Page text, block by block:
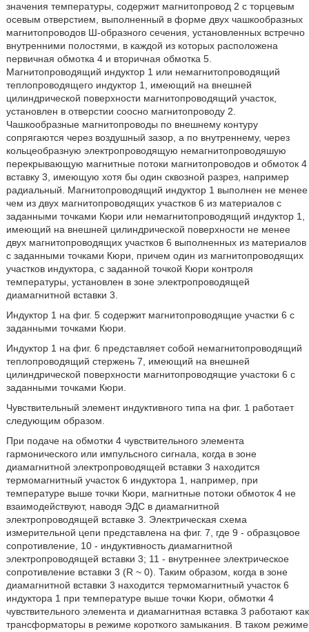
значения температуры, содержит магнитопровод 2 с торцевым
осевым отверстием, выполненный в форме двух чашкообразных
магнитопроводов Ш-образного сечения, установленных встречно
внутренними полостями, в каждой из которых расположена
первичная обмотка 4 и вторичная обмотка 5.
Магнитопроводящий индуктор 1 или немагнитопроводящий
теплопроводящего индуктор 1, имеющий на внешней
цилиндрической поверхности магнитопроводящий участок,
установлен в отверстии соосно магнитопроводу 2.
Чашкообразные магнитопроводы по внешнему контуру
сопрягаются через воздушный зазор, а по внутреннему, через
кольцеобразную электропроводящую немагнитопроводяшую
перекрывающую магнитные потоки магнитопроводов и обмоток 4
вставку 3, имеющую хотя бы один сквозной разрез, например
радиальный. Магнитопроводящий индуктор 1 выполнен не менее
чем из двух магнитопроводящих участков 6 из материалов с
заданными точками Кюри или немагнитопроводящий индуктор 1,
имеющий на внешней цилиндрической поверхности не менее
двух магнитопроводящих участков 6 выполненных из материалов
с заданными точками Кюри, причем один из магнитопроводящих
участков индуктора, с заданной точкой Кюри контроля
температуры, установлен в зоне электропроводящей
диамагнитной вставки 3.
Индуктор 1 на фиг. 5 содержит магнитопроводящие участки 6 с
заданными точками Кюри.
Индуктор 1 на фиг. 6 представляет собой немагнитопроводящий
теплопроводящий стержень 7, имеющий на внешней
цилиндрической поверхности магнитопроводящие участоки 6 с
заданными точками Кюри.
Чувствительный элемент индуктивного типа на фиг. 1 работает
следующим образом.
При подаче на обмотки 4 чувствительного элемента
гармонического или импульсного сигнала, когда в зоне
диамагнитной электропроводящей вставки 3 находится
термомагнитный участок 6 индуктора 1, например, при
температуре выше точки Кюри, магнитные потоки обмоток 4 не
взаимодействуют, наводя ЭДС в диамагнитной
электропроводящей вставке 3. Электрическая схема
измерительной цепи представлена на фиг. 7, где 9 - образцовое
сопротивление, 10 - индуктивность диамагнитной
электропроводящей вставки 3; 11 - внутреннее электрическое
сопротивление вставки 3 (R ~ 0). Таким образом, когда в зоне
диамагнитной вставки 3 находится термомагнитный участок 6
индуктора 1 при температуре выше точки Кюри, обмотки 4
чувствительного элемента и диамагнитная вставка 3 работают как
трансформаторы в режиме короткого замыкания. В таком режиме